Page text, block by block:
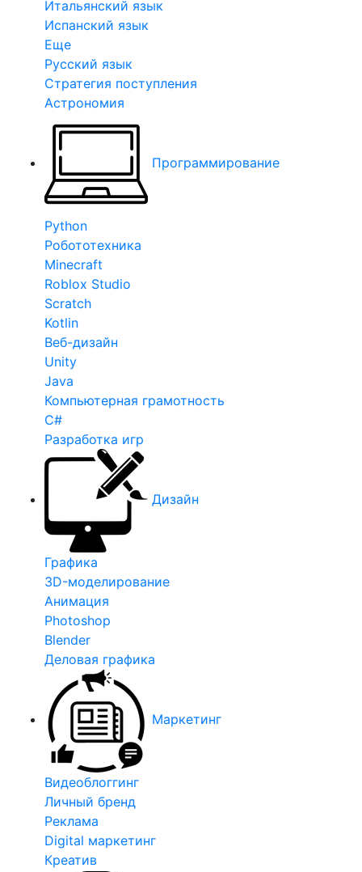
Итальянский язык
Испанский язык
Еще
Русский язык
Стратегия поступления
Астрономия
Программирование
Python
Робототехника
Minecraft
Roblox Studio
Scratch
Kotlin
Веб-дизайн
Unity
Java
Компьютерная грамотность
C#
Разработка игр
Дизайн
Графика
3D-моделирование
Анимация
Photoshop
Blender
Деловая графика
Маркетинг
Видеоблоггинг
Личный бренд
Реклама
Digital маркетинг
Креатив